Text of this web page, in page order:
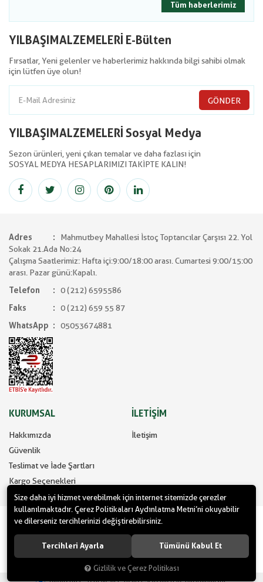
Tüm haberlerimiz
YILBAŞIMALZEMELERİ E-Bülten
Fırsatlar, Yeni gelenler ve haberlerimiz hakkında bilgi sahibi olmak
için lütfen üye olun!
GÖNDER
YILBAŞIMALZEMELERİ Sosyal Medya
Sezon ürünleri, yeni çıkan temalar ve daha fazlası için
SOSYAL MEDYA HESAPLARIMIZI TAKİPTE KALIN!
Adres
Mahmutbey Mahallesi İstoç Toptancılar Çarşısı 22. Yol
Sokak 21.Ada No:24
Çalışma Saatlerimiz: Hafta içi:9:00/18:00 arası. Cumartesi 9:00/15:00
arası. Pazar günü:Kapalı.
Telefon
0 (212) 6595586
Faks
0 (212) 659 55 87
WhatsApp
05053674881
KURUMSAL
Hakkımızda
Güvenlik
Teslimat ve İade Şartları
Kargo Seçenekleri
İLETİŞİM
İletişim
www.yilbasimalzemeleri.com - www.partidolu.com bir Pandoli Parti
Kuruluşudur. © 2022 Pandoli Parti Malzemeleri Organizasyon Tüm
hakları saklıdır.
Size daha iyi hizmet verebilmek için internet sitemizde çerezler
kullanılmaktadır. Çerez Politikaları Aydınlatma Metni’ni okuyabilir
ve dilerseniz tercihlerinizi değiştirebilirsiniz.
Tercihleri Ayarla Tümünü Kabul Et
Gizlilik ve Çerez Politikası